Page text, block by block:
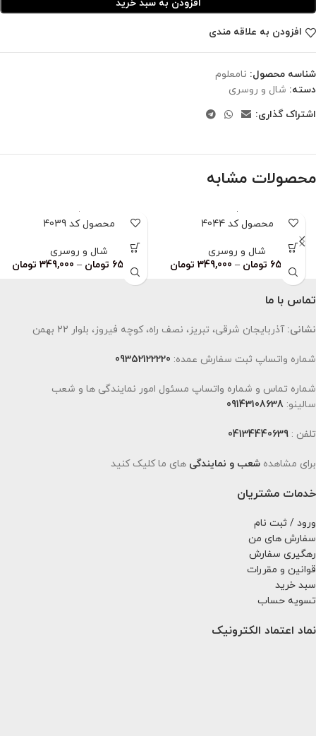
افزودن به سبد خرید
افزودن به علاقه مندی
شناسه محصول: نامعلوم
دسته: شال و روسری
اشتراک گذاری:
محصولات مشابه
محصول کد 4044
شال و روسری
659,000 تومان –
349,000 تومان
محصول کد 4039
شال و روسری
659,000 تومان –
349,000 تومان
تماس با ما
نشانی: آذربایجان شرقی، تبریز، نصف راه، کوچه فیروز، بلوار 22 بهمن
شماره واتساپ ثبت سفارش عمده: 09352122220
شماره تماس و شماره واتساپ مسئول امور نمایندگی ها و شعب
سالینو: 09143108638
تلفن : 04134440639
برای مشاهده شعب و نمایندگی های ما کلیک کنید
خدمات مشتریان
ورود / ثبت نام
سفارش های من
رهگیری سفارش
قوانین و مقررات
سبد خرید
تسویه حساب
نماد اعتماد الکترونیک